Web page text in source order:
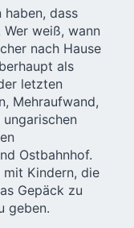
haben, dass
weiß, wann
nach Hause
als
letzten
Mehraufwand,
Ostbahnhof.
Kindern, die
Gepäck zu
geben.